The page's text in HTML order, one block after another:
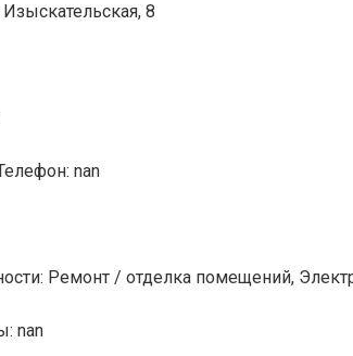
8
nan
Ремонт / отделка помещений,
nan